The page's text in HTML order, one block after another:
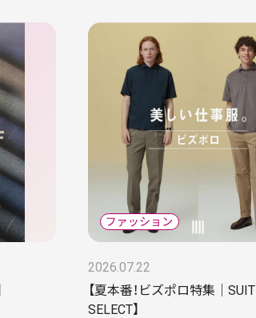
2026.07.22
【夏本番！ビズポロ特集｜SUIT
SELECT】